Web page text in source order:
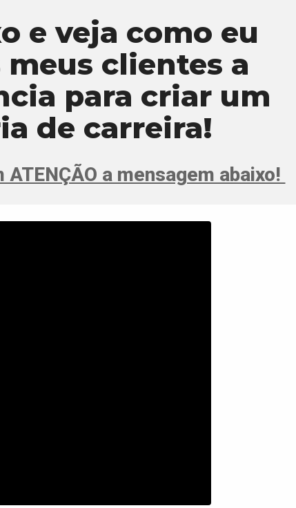
e veja como eu
meus clientes a
para criar um
de carreira!
a mensagem abaixo!